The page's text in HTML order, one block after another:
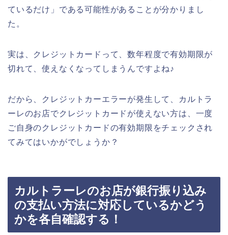
ているだけ」である可能性があることが分かりまし
た。
実は、クレジットカードって、数年程度で有効期限が
切れて、使えなくなってしまうんですよね♪
だから、クレジットカーエラーが発生して、カルトラ
ーレのお店でクレジットカードが使えない方は、一度
ご自身のクレジットカードの有効期限をチェックされ
てみてはいかがでしょうか？
カルトラーレのお店が銀行振り込み
の支払い方法に対応しているかどう
かを各自確認する！